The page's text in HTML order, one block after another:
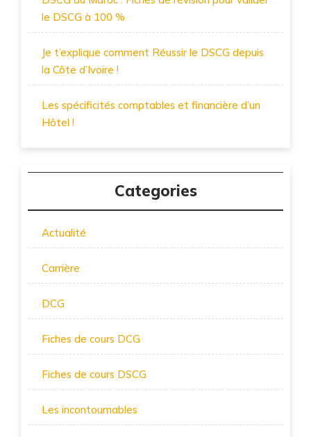
le DSCG à 100 %
Je t’explique comment Réussir le DSCG depuis
la Côte d’Ivoire !
Les spécificités comptables et financière d’un
Hôtel !
Categories
Actualité
Carrière
DCG
Fiches de cours DCG
Fiches de cours DSCG
Les incontournables